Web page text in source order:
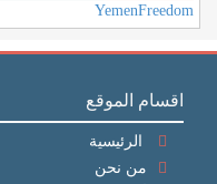
YemenFreedom
اقسام الموقع
الرئيسية
من نحن